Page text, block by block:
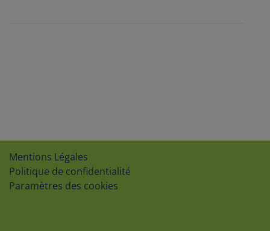
Mentions Légales
Politique de confidentialité
Paramètres des cookies